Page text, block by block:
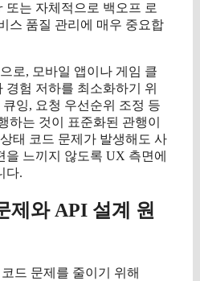
또는 자체적으로 백오프 로
스 품질 관리에 매우 중요합
로, 모바일 앱이나 게임 클
험 저하를 최소화하기 위
잉, 요청 우선순위 조정 등
하는 것이 표준화된 관행이
태 코드 문제가 발생해도 사
을 느끼지 않도록 UX 측면에
다.
제와 API 설계 원
드 문제를 줄이기 위해